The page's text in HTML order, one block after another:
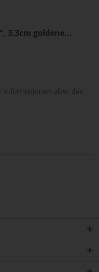
3.3cm goldene...
Informationen über das